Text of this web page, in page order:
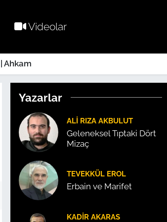
Videolar
| Ahkam
Yazarlar
ALI RIZA AKBULUT
Geleneksel Tıptaki Dört
Mizaç
TEVEKKÜL EROL
Erbain ve Marifet
KADIR AKARAS